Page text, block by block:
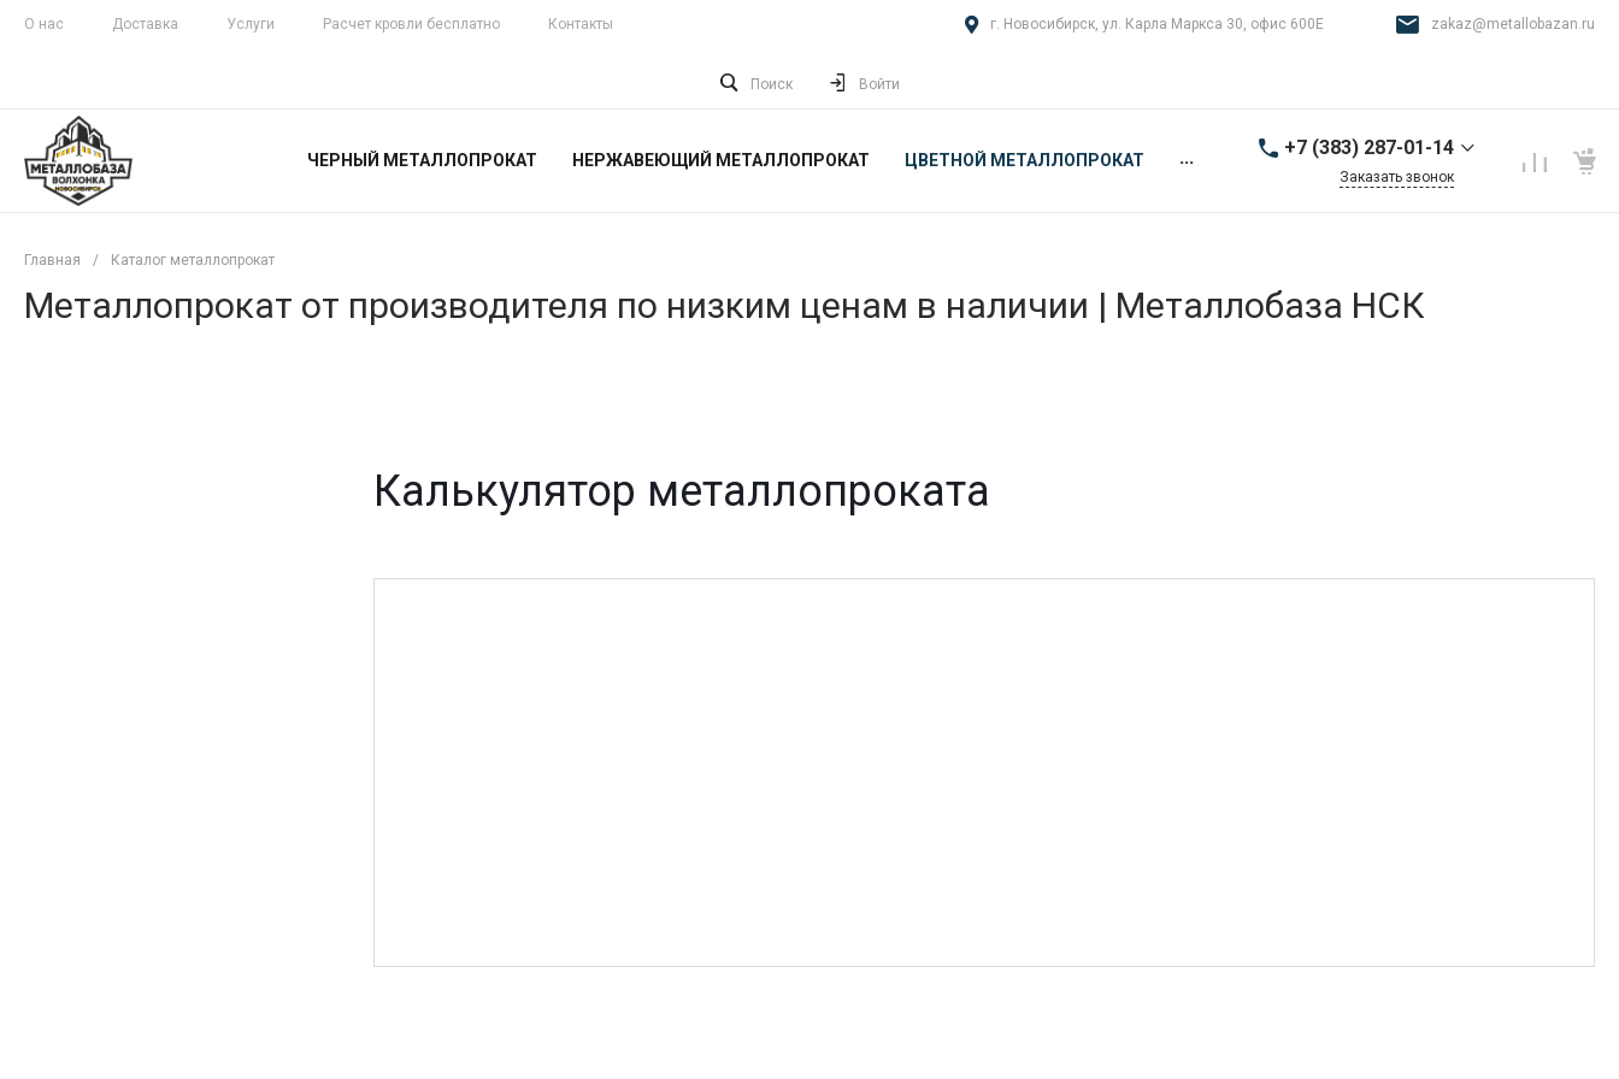
О нас Доставка Услуги Расчет кровли бесплатно Контакты г. Новосибирск, ул. Карла Маркса 30, офис 600Е zakaz@metallobazan.ru
Поиск Войти
ЧЕРНЫЙ МЕТАЛЛОПРОКАТ НЕРЖАВЕЮЩИЙ МЕТАЛЛОПРОКАТ ЦВЕТНОЙ МЕТАЛЛОПРОКАТ ... +7 (383) 287-01-14
9:00-18:00 пн-пт
Заказать звонок
Главная / Каталог металлопрокат
Металлопрокат от производителя по низким ценам в наличии | Металлобаза НСК
Калькулятор металлопроката